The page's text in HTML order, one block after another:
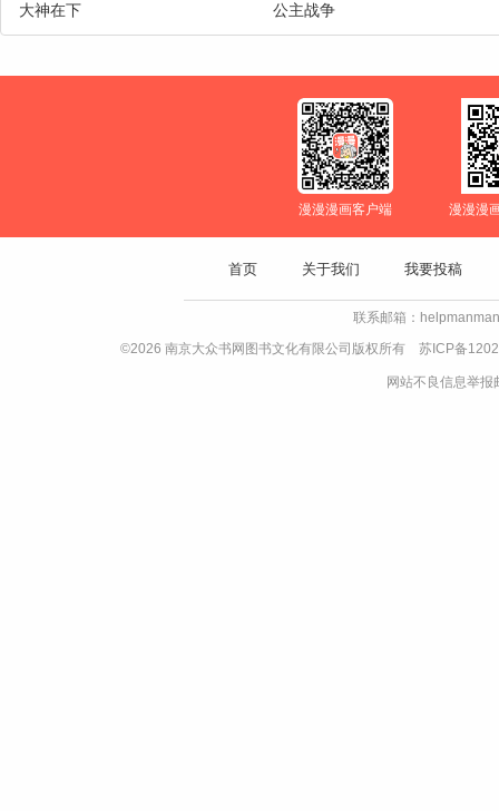
大神在下 公主战争
漫漫漫画客户端 漫漫漫
首页 关于我们 我要投稿
联系邮箱：
©2026 南京大众书网图书文化有限公司版权所有 苏ICP备
网站不良信息举